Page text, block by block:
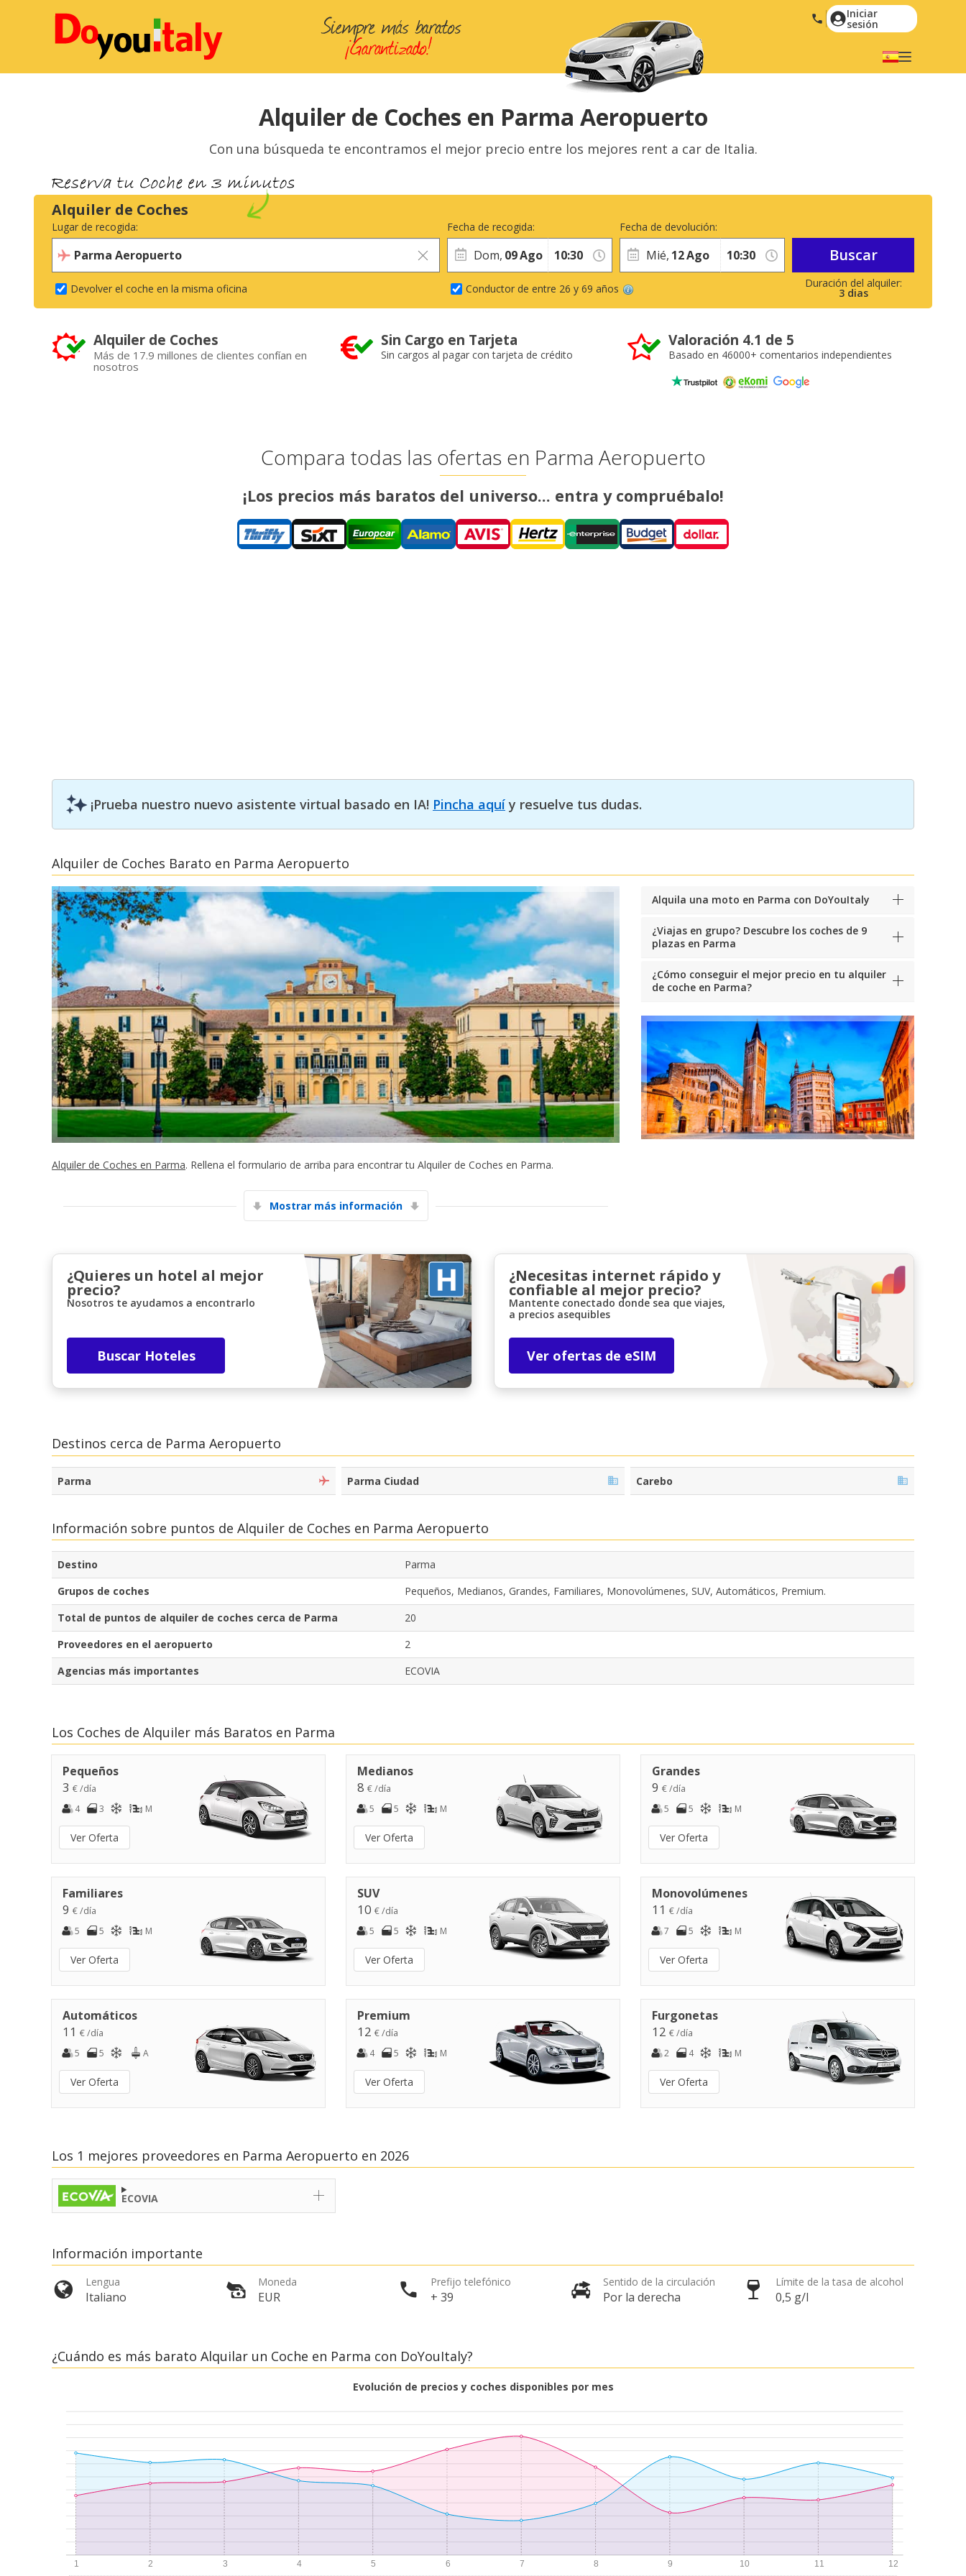
Descuentos especiales
Accede a ofertas exclusivas de nuestros
proveedores.
Iniciar sesión con eLink
Italiano
Română
Русский
Iniciar
sesión
Alquiler de Coches en Parma Aeropuerto
Con una búsqueda te encontramos el mejor precio entre los mejores rent a car de Italia.
Alquiler de Coches
Lugar de recogida:
Devolver el coche en la misma oficina
Fecha de recogida:
Dom, 09Ago
3 dias
Fecha de devolución:
Mié, 12Ago
Conductor de entre 26 y 69 años
Buscar
Alquiler de Coches
Más de 17.9 millones de clientes confían en
nosotros
Sin Cargo en Tarjeta
Sin cargos al pagar con tarjeta de crédito
Valoración 4.1 de 5
Basado en 46000+ comentarios independientes
Compara todas las ofertas en Parma Aeropuerto
¡Los precios más baratos del universo... entra y compruébalo!
¡Prueba nuestro nuevo asistente virtual basado en IA! Pincha aquíy resuelve tus dudas.
Alquiler de Coches Barato en Parma Aeropuerto
Alquiler de Coches en Parma. Rellena el formulario de arriba para encontrar tu Alquiler de Coches en Parma.
Mostrar más información
Alquila una moto en Parma con DoYouItaly
¿Viajas en grupo? Descubre los coches de 9
plazas en Parma
¿Cómo conseguir el mejor precio en tu alquiler
de coche en Parma?
¿Quieres un hotel al mejor
precio?
Nosotros te ayudamos a encontrarlo
Buscar Hoteles
¿Necesitas internet rápido y
confiable al mejor precio?
Mantente conectado donde sea que viajes,
a precios asequibles
Ver ofertas de eSIM
Destinos cerca de Parma Aeropuerto
Parma Parma Ciudad Carebo
Información sobre puntos de Alquiler de Coches en Parma Aeropuerto
Destino
Parma
Grupos de coches
Pequeños, Medianos, Grandes, Familiares, Monovolúmenes, SUV, Automáticos, Premium.
Total de puntos de alquiler de coches cerca de Parma
20
Proveedores en el aeropuerto
2
Agencias más importantes
ECOVIA
Los Coches de Alquiler más Baratos en Parma
Pequeños
3 € /día
Medianos
8 € /día
Grandes
9 € /día
Familiares
9 € /día
SUV
10 € /día
Monovolúmenes
11 € /día
Automáticos
11 € /día
Premium
12 € /día
Furgonetas
12 € /día
4 3 M
Ver Oferta
5 5 M
Ver Oferta
5 5 M
Ver Oferta
5 5 M
Ver Oferta
5 5 M
Ver Oferta
7 5 M
Ver Oferta
5 5 A
Ver Oferta
4 5 M
Ver Oferta
2 4 M
Ver Oferta
Los 1 mejores proveedores en Parma Aeropuerto en 2026
ECOVIA
Información importante
Lengua
Italiano
Moneda
EUR
Prefijo telefónico
+ 39
Sentido de la circulación
Por la derecha
Límite de la tasa de alcohol
0,5 g/l
¿Cuándo es más barato Alquilar un Coche en Parma con DoYouItaly?
Evolución de precios y coches disponibles por mes